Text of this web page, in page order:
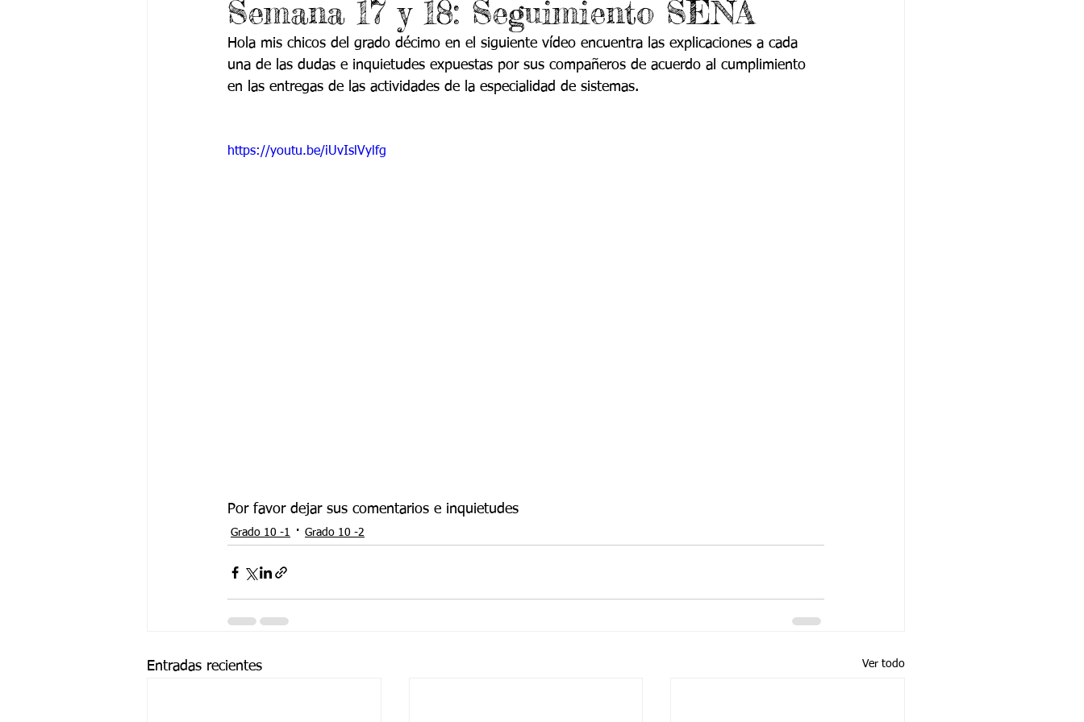
Grado 6 -1 Grado 6 -2 Grado 7 -1 Grado 7 -2 Grado 8 -1 Grado 8 -2
Grado 9 -1 Grado 9 -2 Grado 10 -1 Grado 10 -2 Grado 11
Semana 17 y 18: Seguimiento SENA
Hola mis chicos del grado décimo en el siguiente vídeo encuentra las explicaciones a cada
una de las dudas e inquietudes expuestas por sus compañeros de acuerdo al cumplimiento
en las entregas de las actividades de la especialidad de sistemas.
https://youtu.be/iUvIslVylfg
Por favor dejar sus comentarios e inquietudes
Grado 10 -1 Grado 10 -2
Entradas recientes Ver todo